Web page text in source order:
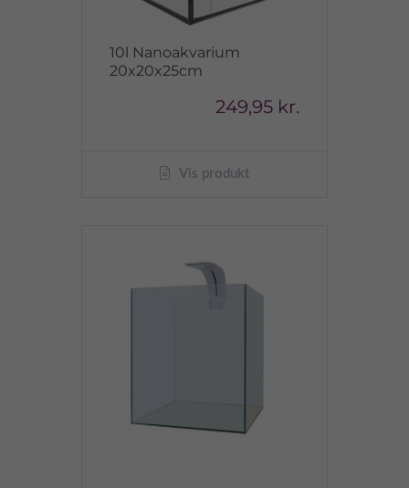
10l Nanoakvarium
20x20x25cm
249,95 kr.
Vis produkt